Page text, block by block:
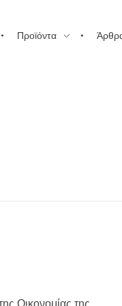
Προϊόντα
Οικονομίας της